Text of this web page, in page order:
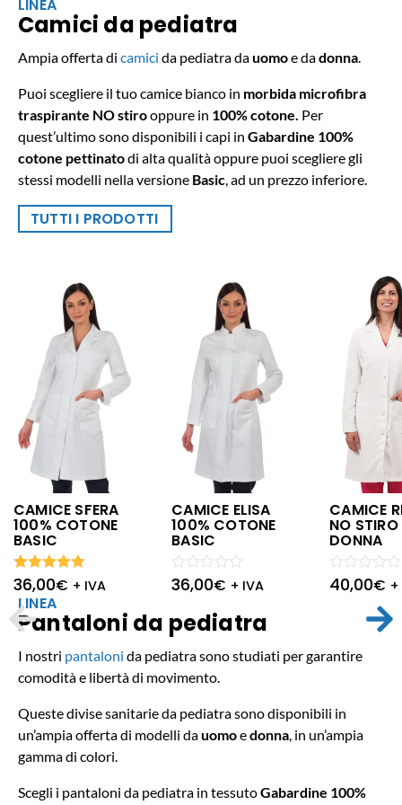
LINEA
Camici da pediatra
Ampia offerta di camici da pediatra dauomoe dadonna.
Puoi scegliere il tuo camice bianco in morbida microfibra
traspirante NO stirooppure in 100% cotone. Per
quest’ultimo sono disponibili i capi in Gabardine 100%
cotone pettinatodi alta qualità oppure puoi scegliere gli
stessi modelli nella versione Basic, ad un prezzo inferiore.
TUTTI I PRODOTTI
CAMICE SFERA
100% COTONE
BASIC
36,00€ + IVA
Valutato
5.00 su 5
CAMICE ELISA
100% COTONE
BASIC
36,00€ + IVA
Valutato
0
5
CAMICE
NO STIRO
DONNA
40,00€ +
Valutato
0
LINEA
Pantaloni da pediatra
I nostri pantaloni da pediatra sono studiati per garantire
comodità e libertà di movimento.
Queste divise sanitarie da pediatra sono disponibili in
un’ampia offerta di modelli dauomoedonna, in un’ampia
gamma di colori.
Scegli i pantaloni da pediatra in tessutoGabardine 100%